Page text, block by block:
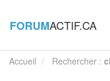
FORUMACTIF.CA
Accueil Rechercher :